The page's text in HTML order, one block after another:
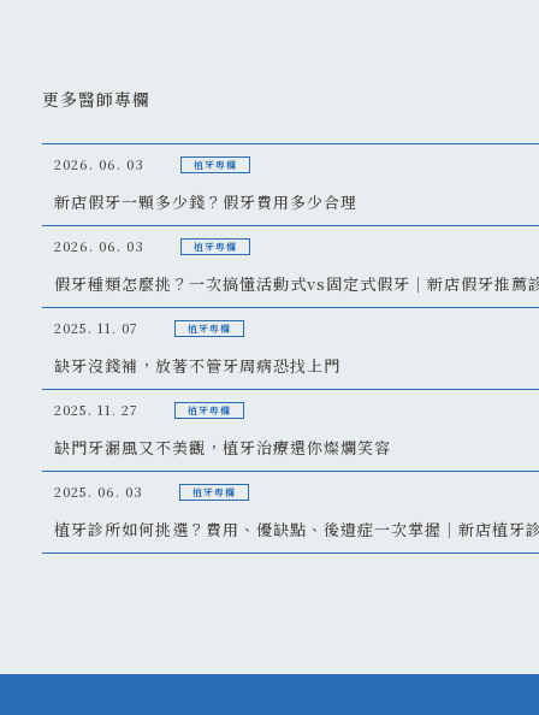
更多醫師專欄
2026. 06. 03 植牙專欄
新店假牙一顆多少錢？假牙費用多少合理
2026. 06. 03 植牙專欄
假牙種類怎麼挑？一次搞懂活動式vs固定式假牙｜新店假牙推薦
2025. 11. 07 植牙專欄
缺牙沒錢補，放著不管牙周病恐找上門
2025. 11. 27 植牙專欄
缺門牙漏風又不美觀，植牙治療還你燦爛笑容
2025. 06. 03 植牙專欄
植牙診所如何挑選？費用、優缺點、後遺症一次掌握｜新店植牙